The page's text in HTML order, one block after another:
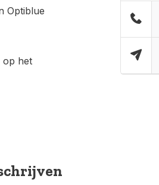
Optiblue
op het